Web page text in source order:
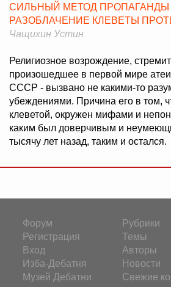
СИЛЬНЫЙ МЕТОД ПРОПАГАНДЫ
РАЗОБЛАЧЕНИЕ КЛЕВЕТЫ
Чащихин Устин
Религиозное возрождение,
произошедшее в первой мире
СССР - вызвано не какими-то
убеждениями. Причина его в том,
клеветой, окружен мифами и
каким был доверчивым и
тысячу лет назад, таким и остался.
Форум
Регистрация
Вход
Изба-Дебатня
Музей Дебатни
Рубрики
Темы
Авторы
Новости
Свежие